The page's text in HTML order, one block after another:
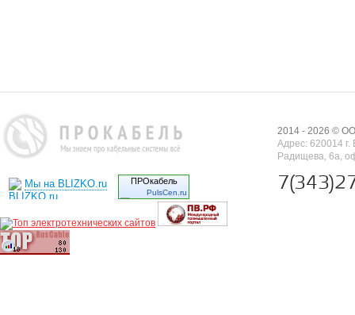
Мы на BLIZKO.ru ПРОкабель
PulsCen.ru
2014 - 2026 ©
Адрес: 620014 г.
Радищева, 6а,